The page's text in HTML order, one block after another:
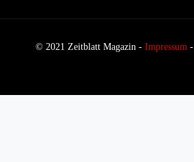
© 2021 Zeitblatt Magazin - Impressum -